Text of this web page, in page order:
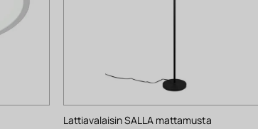
Lattiavalaisin SALLA mattamusta